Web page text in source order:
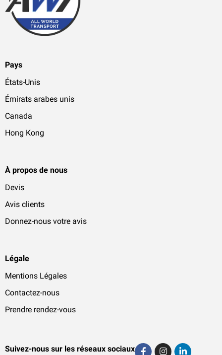
Pays
États-Unis
Émirats arabes unis
Canada
Hong Kong
À propos de nous
Devis
Avis clients
Donnez-nous votre avis
Légale
Mentions Légales
Contactez-nous
Prendre rendez-vous
Suivez-nous sur les réseaux sociaux